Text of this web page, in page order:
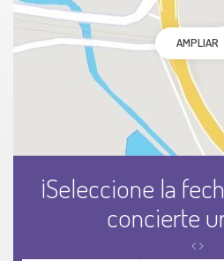
AMPLIAR
¡Seleccione la
concierte